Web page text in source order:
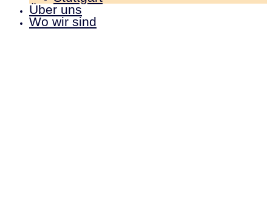
Über uns
Wo wir sind